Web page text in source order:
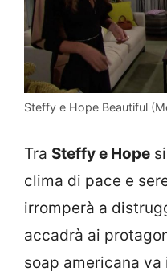
Steffy e Hope Beautiful
Tra Steffy e Hope
clima di pace e
irromperà a
accadrà ai
soap americana